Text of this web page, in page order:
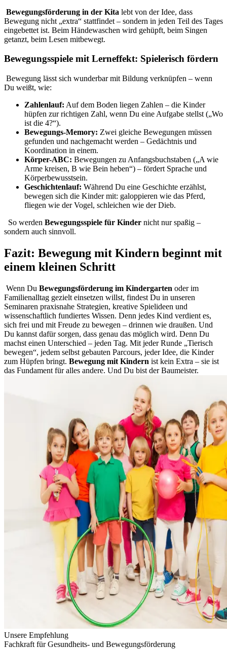
Bewegungsförderung in der Kita lebt von der Idee, dass
Bewegung nicht „extra“ stattfindet – sondern in jeden Teil des Tages
eingebettet ist. Beim Händewaschen wird gehüpft, beim Singen
getanzt, beim Lesen mitbewegt.
Bewegungsspiele mit Lerneffekt: Spielerisch fördern
Bewegung lässt sich wunderbar mit Bildung verknüpfen – wenn
Du weißt, wie:
Zahlenlauf: Auf dem Boden liegen Zahlen – die Kinder
hüpfen zur richtigen Zahl, wenn Du eine Aufgabe stellst („Wo
ist die 4?“).
Bewegungs-Memory: Zwei gleiche Bewegungen müssen
gefunden und nachgemacht werden – Gedächtnis und
Koordination in einem.
Körper-ABC: Bewegungen zu Anfangsbuchstaben („A wie
Arme kreisen, B wie Bein heben“) – fördert Sprache und
Körperbewusstsein.
Geschichtenlauf: Während Du eine Geschichte erzählst,
bewegen sich die Kinder mit: galoppieren wie das Pferd,
fliegen wie der Vogel, schleichen wie der Dieb.
So werden Bewegungsspiele für Kinder nicht nur spaßig –
sondern auch sinnvoll.
Fazit: Bewegung mit Kindern beginnt mit
einem kleinen Schritt
Wenn Du Bewegungsförderung im Kindergarten oder im
Familienalltag gezielt einsetzen willst, findest Du in unseren
Seminaren praxisnahe Strategien, kreative Spielideen und
wissenschaftlich fundiertes Wissen. Denn jedes Kind verdient es,
sich frei und mit Freude zu bewegen – drinnen wie draußen. Und
Du kannst dafür sorgen, dass genau das möglich wird. Denn Du
machst einen Unterschied – jeden Tag. Mit jeder Runde „Tierisch
bewegen“, jedem selbst gebauten Parcours, jeder Idee, die Kinder
zum Hüpfen bringt. Bewegung mit Kindern ist kein Extra – sie ist
das Fundament für alles andere. Und Du bist der Baumeister.
Unsere Empfehlung
Fachkraft für Gesundheits- und Bewegungsförderung